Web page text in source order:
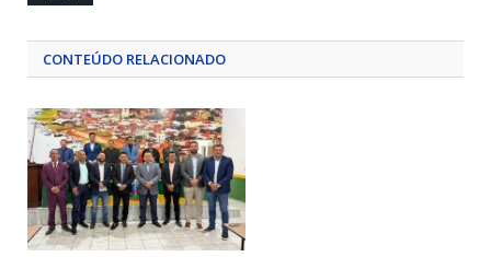
CONTEÚDO RELACIONADO